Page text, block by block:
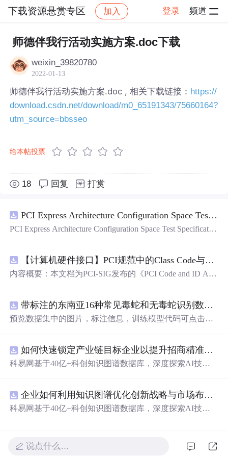
下载资源悬赏专区 加入 登录 频道
社区 下载资源悬赏专区 帖子详情
师德伴我行活动实施方案.doc下载
weixin_39820780
2022-01-13
师德伴我行活动实施方案.doc , 相关下载链接： https://
download.csdn.net/download/m0_65191343/75660164?
utm_source=bbsseo
给本帖投票
18 回复 打赏
PCI Express Architecture Configuration Space Test Specification Revision 5.0, Version 1.0 (CB).pdf
PCI Express Architecture Configuration Space Test Specificatio
【计算机硬件接口】PCI规范中的Class Code与Capability ID分配：设备功能分类及扩展能力标识系统设计
内容概要：本文档为PCI-SIG发布的《PCI Code and ID Assi
ity IDs）以
带标注的东南亚16种常见毒蛇和无毒蛇识别数据集， 识别率73.4%，7593张图，支持yolo
预览数据集中的图片，标注信息，训练模型代码可点击查
免费咨询，主页获取作者联系方式
如何快速锁定产业链目标企业以提升招商精准度？.
科易网基于40亿+科创知识图谱数据库，深度探索AI技术
新领域的AI+数智化解决方案，推动科技创新与产业创新
智能化发展。
企业如何利用知识图谱优化创新战略与市场布局？.
科易网基于40亿+科创知识图谱数据库，深度探索AI技术
新领域的AI+数智化解决方案，推动科技创新与产业创新
智能化发展。
说点什么…